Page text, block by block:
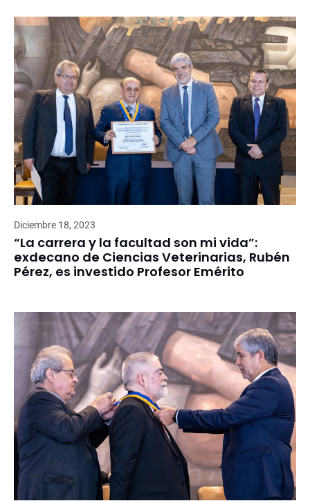
Diciembre 18, 2023
“La carrera y la facultad son mi vida”:
exdecano de Ciencias Veterinarias, Rubén
Pérez, es investido Profesor Emérito